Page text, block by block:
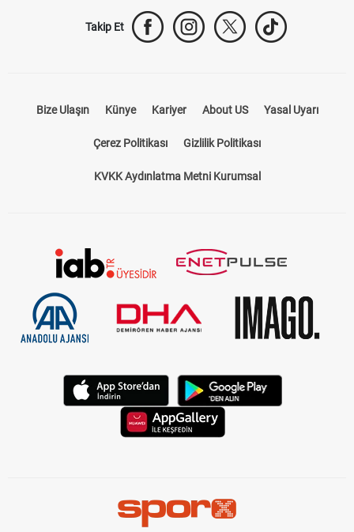
Takip Et
Bize Ulaşın Künye Kariyer About US Yasal Uyarı
Çerez Politikası Gizlilik Politikası
KVKK Aydınlatma Metni Kurumsal